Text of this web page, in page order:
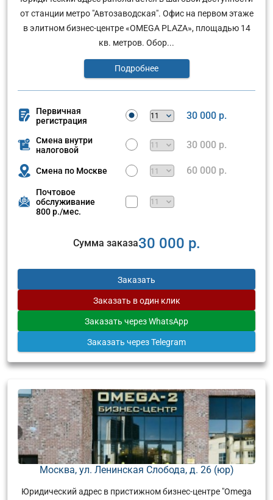
от станции метро "Автозаводская". Офис на первом этаже
в элитном бизнес-центре «OMEGA PLAZA», площадью 14
кв. метров. Обор...
Подробнее
Первичная
регистрация
30 000 р.
Смена внутри
налоговой
30 000 р.
Смена по Москве 60 000 р.
Почтовое
обслуживание
800 р./мес.
Сумма заказа30 000 р.
Заказать
Заказать в один клик
Заказать через WhatsApp
Заказать через Telegram
Москва, ул. Ленинская Слобода, д. 26 (юр)
Юридический адрес в пристижном бизнес-центре "Omega